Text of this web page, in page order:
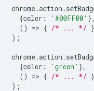
chrome.action .
{color : '#00FF00' },
()
=> { /* ... */
);
chrome.action .
{color : 'green' },
()
=> { /* ... */
);